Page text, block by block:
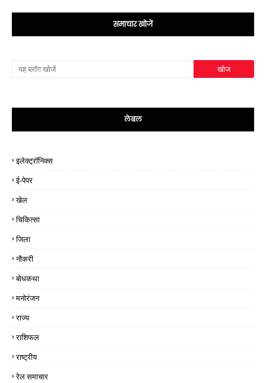
समाचार खोजें
लेबल
इलेक्ट्रॉनिक्स
ई-पेपर
खेल
चिकित्सा
जिला
नौकरी
बोधकथा
मनोरंजन
राज्य
राशिफल
राष्ट्रीय
रेल समाचार